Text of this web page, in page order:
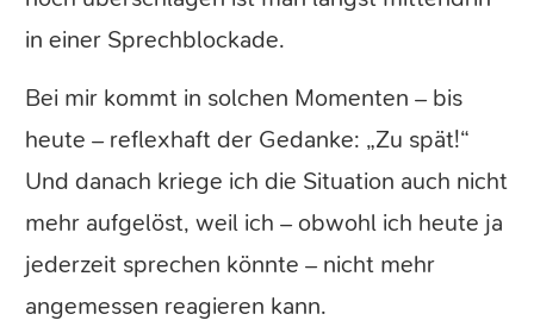
in einer Sprechblockade.
Bei mir kommt in solchen Momenten – bis
heute – reflexhaft der Gedanke: „Zu spät!“
Und danach kriege ich die Situation auch nicht
mehr aufgelöst, weil ich – obwohl ich heute ja
jederzeit sprechen könnte – nicht mehr
angemessen reagieren kann.